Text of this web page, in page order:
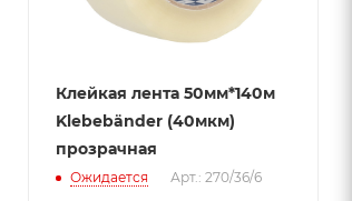
Клейкая лента 50мм*140м
Klebebänder (40мкм)
прозрачная
Ожидается Арт.: 270/36/6